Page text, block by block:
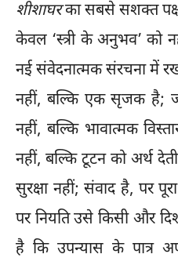
शीशाघरका सबसे सशक्त पक्ष
केवल ‘स्त्री के अनुभव’ को
नई संवेदनात्मक संरचना में
नहीं, बल्कि एक सृजक है;
नहीं, बल्कि भावात्मक
नहीं, बल्कि टूटन को अर्थ
सुरक्षा नहीं; संवाद है, पर
पर नियति उसे किसी और
है कि उपन्यास के पात्र